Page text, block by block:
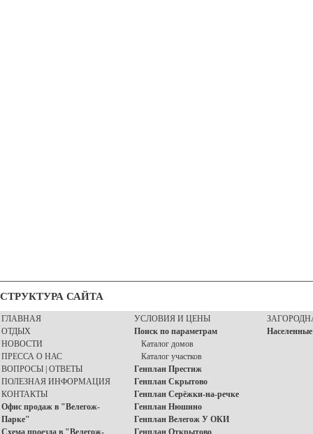
СТРУКТУРА САЙТА
ГЛАВНАЯ
ОТДЫХ
НОВОСТИ
ПРЕССА О НАС
ВОПРОСЫ | ОТВЕТЫ
ПОЛЕЗНАЯ ИНФОРМАЦИЯ
КОНТАКТЫ
Офис продаж в "Велегож-
Парке"
Схема проезда в "Велегож-
УСЛОВИЯ И ЦЕНЫ
Поиск по параметрам
Каталог домов
Каталог участков
Генплан Престиж
Генплан Скрытово
Генплан Серёжки-на-речке
Генплан Нюшино
Генплан Велегож У ОКИ
Генплан Открытово